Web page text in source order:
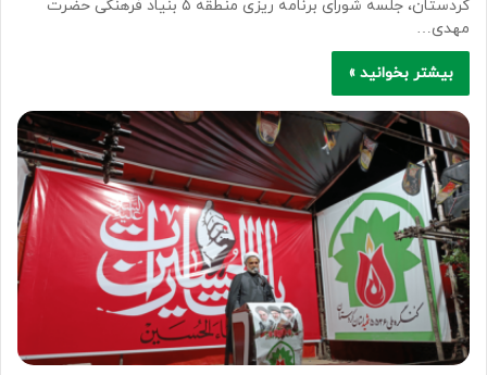
کردستان، جلسه شورای برنامه ریزی منطقه ۵ بنیاد فرهنگی حضرت
مهدی…
بیشتر بخوانید »